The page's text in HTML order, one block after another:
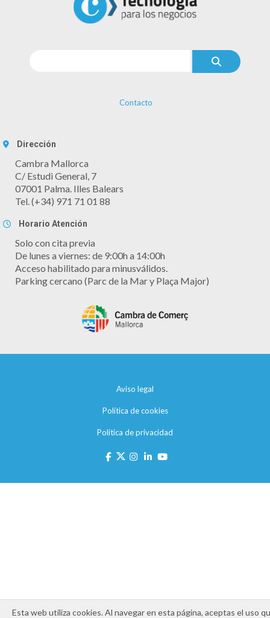
Contacto
Dirección
Cambra Mallorca
C/ Estudi General, 7
07001 Palma. Illes Balears
Tel. (+34) 971 71 01 88
Horario Atención
Solo con cita previa
De lunes a viernes: de 9:00h a 14:00h
Acceso habilitado para minusválidos.
Parking cercano (Parc de la Mar y Plaça Major)
Aviso legal
Política de cookies
Política de privacidad
Esta web utiliza cookies. Al navegar en esta página, aceptas el uso